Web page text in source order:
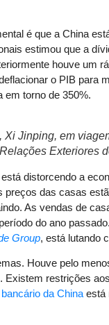
é que a China
estimou que a
houve um
o PIB para
em torno de 350%.
Jinping, em
Exteriores
distorcendo a
preços das casas
As vendas de
do ano
Group, está lutando
Houve pelo
Existem restrições
da China está